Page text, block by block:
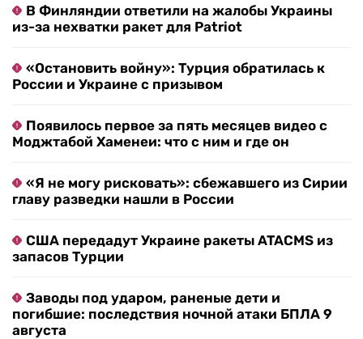
В Финляндии ответили на жалобы Украины
из-за нехватки ракет для Patriot
«Остановить войну»: Турция обратилась к
России и Украине с призывом
Появилось первое за пять месяцев видео с
Моджтабой Хаменеи: что с ним и где он
«Я не могу рисковать»: сбежавшего из Сирии
главу разведки нашли в России
США передадут Украине ракеты ATACMS из
запасов Турции
Заводы под ударом, раненые дети и
погибшие: последствия ночной атаки БПЛА 9
августа